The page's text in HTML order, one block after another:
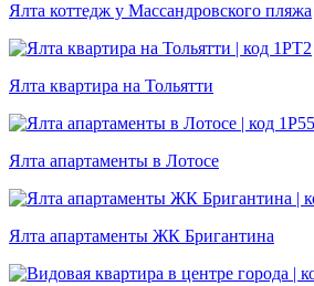
Ялта коттедж у Массандровского пляжа
Ялта квартира на Тольятти
Ялта апартаменты в Лотосе
Ялта апартаменты ЖК Бригантина